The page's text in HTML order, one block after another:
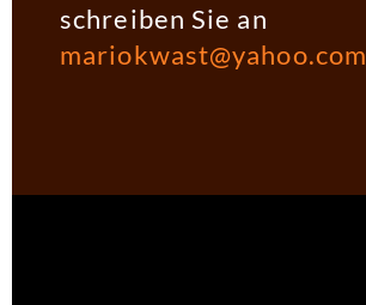
schreiben Sie an
mariokwast@yahoo.com